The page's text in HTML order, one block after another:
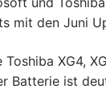
mit den Juni
XG4,
Batterie ist